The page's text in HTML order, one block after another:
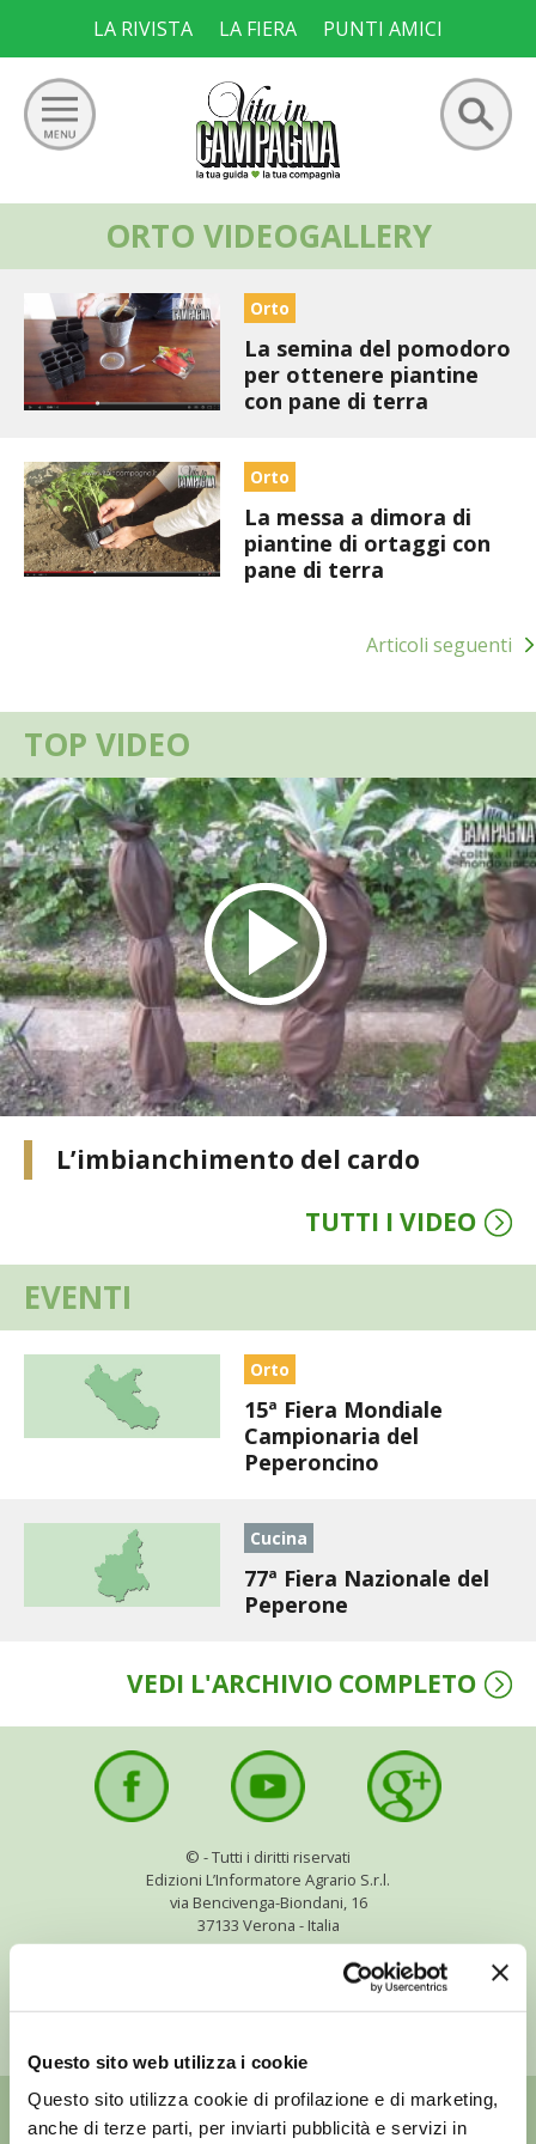
Questo sito web utilizza i cookie
Questo sito utilizza cookie di profilazione e di marketing,
anche di terze parti, per inviarti pubblicità e servizi in
content
LA RIVISTA LA FIERA PUNTI AMICI
GIARDINO
ORTO
FRUTTETO
VIGNETO
ALLEVAMENTI
BIODIVERSITÀ
FARFALLE DELLA CAMPAGNA
PICCOLO POLLAIO
STORIE DEI LETTORI
CONSERVARE LA FRUTTA
CONSERVE DELL’ORTO
FACEM
STIHL
BLUMEN
NOCCIOLA DI CALABRIA
PELLENC
MEDICINA DEI SEMPLICI
SCONTI NOVEMBRE
ZAPI GARDEN
ORTO BIO – TECNICHE DI COLTIVAZIONE
THERMACELL
TAP TRAP
IL MIO ORTO
ANIMALI UMANI E NON UMANI
COLTIVARE L’OLIVO
CORMIK
ORTO VIDEOGALLERY
Orto
La semina del pomodoro
per ottenere piantine
con pane di terra
Orto
La messa a dimora di
piantine di ortaggi con
pane di terra
Articoli seguenti
TOP VIDEO
L’imbianchimento del cardo
TUTTI I VIDEO
EVENTI
Orto
15ª Fiera Mondiale
Campionaria del
Peperoncino
Cucina
77ª Fiera Nazionale del
Peperone
VEDI L'ARCHIVIO COMPLETO
© - Tutti i diritti riservati
Edizioni L’Informatore Agrario S.r.l.
via Bencivenga-Biondani, 16
37133 Verona - Italia
Partita iva: 00230010233
Reg. imp. di Verona nr. 00230010233
Capitale sociale: Euro 510.000,00 i.v.